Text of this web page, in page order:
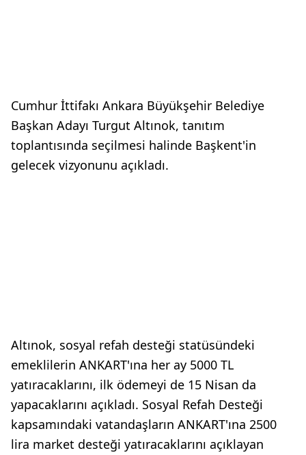
Cumhur İttifakı Ankara Büyükşehir Belediye
Başkan Adayı Turgut Altınok, tanıtım
toplantısında seçilmesi halinde Başkent'in
gelecek vizyonunu açıkladı.
Altınok, sosyal refah desteği statüsündeki
emeklilerin ANKART'ına her ay 5000 TL
yatıracaklarını, ilk ödemeyi de 15 Nisan da
yapacaklarını açıkladı. Sosyal Refah Desteği
kapsamındaki vatandaşların ANKART'ına 2500
lira market desteği yatıracaklarını açıklayan